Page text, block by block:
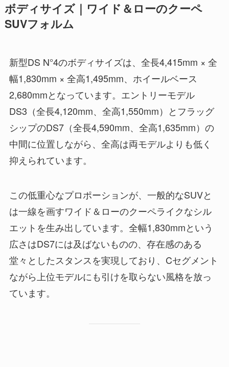
ボディサイズ｜ワイド＆ローのクーペ
SUVフォルム
新型DS N°4のボディサイズは、全長4,415mm × 全
幅1,830mm × 全高1,495mm、ホイールベース
2,680mmとなっています。エントリーモデル
DS3（全長4,120mm、全高1,550mm）とフラッグ
シップのDS7（全長4,590mm、全高1,635mm）の
中間に位置しながら、全高は両モデルよりも低く
抑えられています。
この低重心なプロポーションが、一般的なSUVと
は一線を画すワイド＆ローのクーペライクなシル
エットを生み出しています。全幅1,830mmという
広さはDS7には及ばないものの、存在感のある
堂々としたスタンスを実現しており、Cセグメント
ながら上位モデルにも引けを取らない風格を放っ
ています。